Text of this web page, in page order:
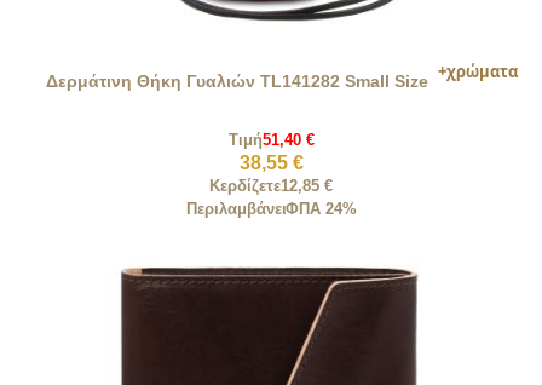
Δερμάτινη Θήκη Γυαλιών TL141282 Small Size
Τιμή51,40 €
38,55 €
Κερδίζετε12,85 €
ΠεριλαμβάνειΦΠΑ 24%